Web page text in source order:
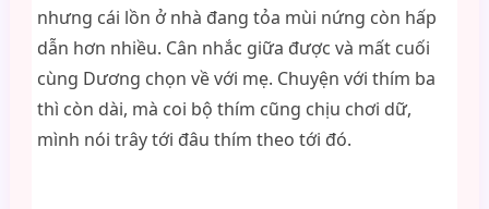
nhưng cái lồn ở nhà đang tỏa mùi nứng còn hấp
dẫn hơn nhiều. Cân nhắc giữa được và mất cuối
cùng Dương chọn về với mẹ. Chuyện với thím ba
thì còn dài, mà coi bộ thím cũng chịu chơi dữ,
mình nói trây tới đâu thím theo tới đó.